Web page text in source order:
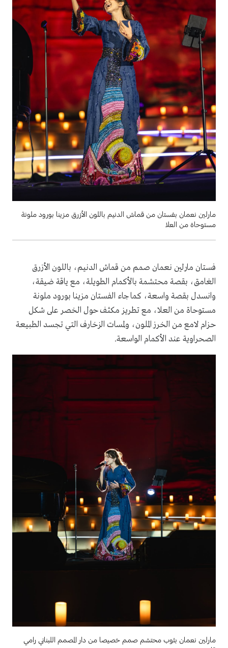
مارلين نعمان بفستان من قماش الدنيم باللون الأزرق مزينا بورود ملونة
مستوحاة من العلا
فستان مارلين نعمان صمم من قماش الدنيم، باللون الأزرق
الغامق، بقصة محتشمة بالأكمام الطويلة، مع ياقة ضيقة،
وانسدل بقصة واسعة، كما جاء الفستان مزينا بورود ملونة
مستوحاة من العلا، مع تطريز مكثف حول الخصر على شكل
حزام لامع من الخرز الملون، ولمسات الزخارف التي تجسد الطبيعة
الصحراوية عند الأكمام الواسعة.
مارلين نعمان بثوب محتشم صمم خصيصا من دار المصمم اللبناني رامي